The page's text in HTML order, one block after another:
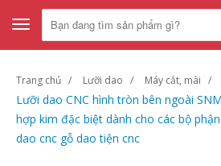
Toggle
navigation
Trang chủ Lưỡi dao Máy cắt, mài
Lưỡi dao CNC hình tròn bên ngoài
hợp kim đặc biệt dành cho các bộ
dao cnc gỗ dao tiện cnc